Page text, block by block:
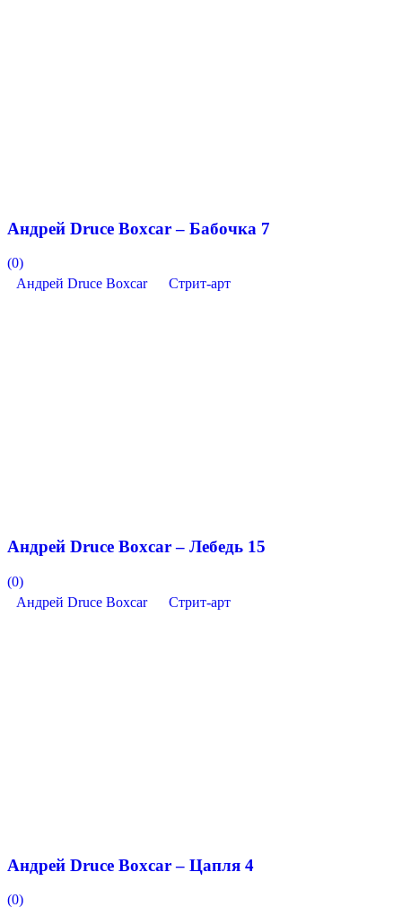
Андрей Druce Boxcar – Бабочка 7
(0)
Андрей Druce Boxcar
Стрит-арт
Андрей Druce Boxcar – Лебедь 15
(0)
Андрей Druce Boxcar
Стрит-арт
Андрей Druce Boxcar – Цапля 4
(0)